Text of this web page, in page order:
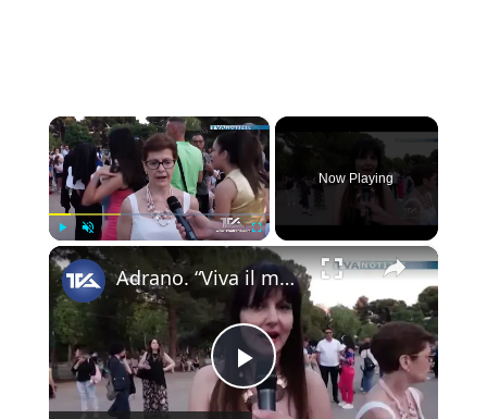
×
Play Unmute Fullscreen
Now Playing
×
Play
Adrano. “Viva il musical”. Alla villa comunale protagonisti gli alunni della scuola media Mazzini